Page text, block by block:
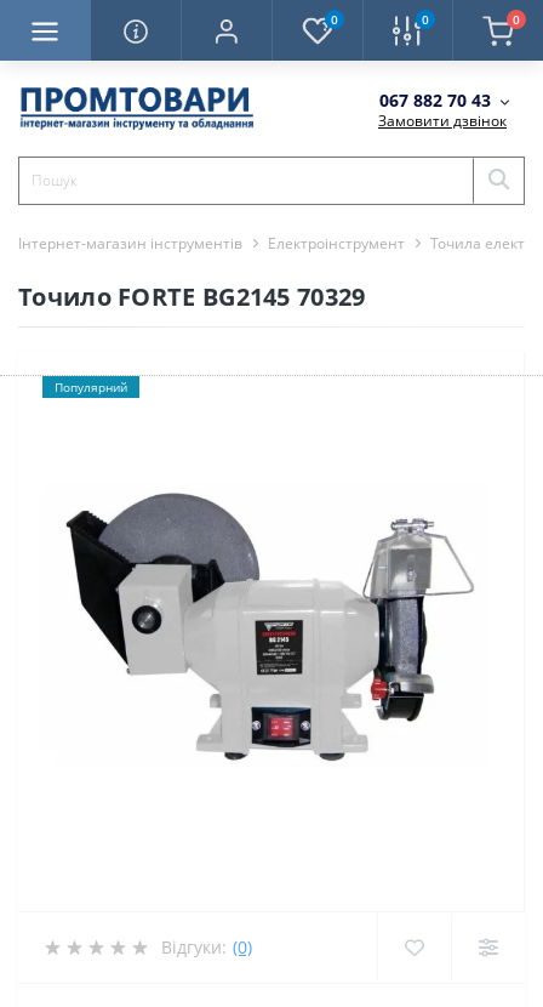
0 0 0
067 882 70 43
Замовити дзвінок
Інтернет-магазин інструментів Електроінструмент Точила
Точило FORTE BG2145 70329
Популярний
Відгуки: (0)